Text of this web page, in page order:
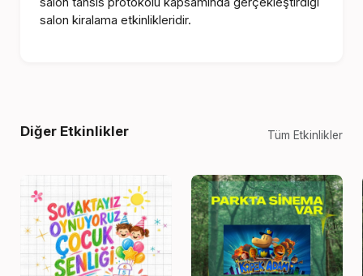
salon kiralama etkinlikleridir.
Diğer Etkinlikler Tüm Etkinlikler